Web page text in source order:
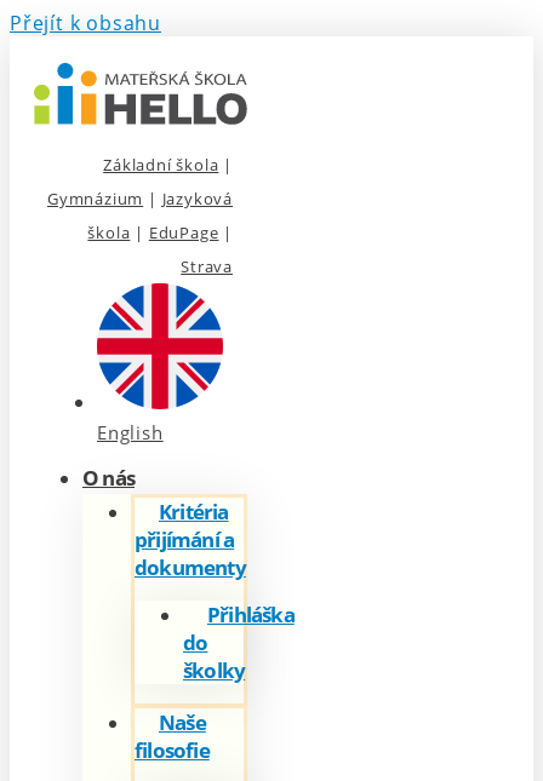
Přejít k obsahu
Základní škola |
Gymnázium | Jazyková
škola | EduPage |
Strava
English
O nás
Kritéria
přijímání a
dokumenty
Přihláška
do
školky
Naše
filosofie